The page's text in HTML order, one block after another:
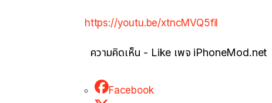
https://youtu.be/xtncMVQ5fiI
ความคิดเห็น - Like เพจ iPhoneMod.net
Facebook